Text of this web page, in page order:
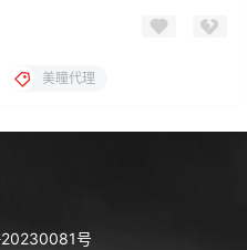
美瞳代理
20230081号